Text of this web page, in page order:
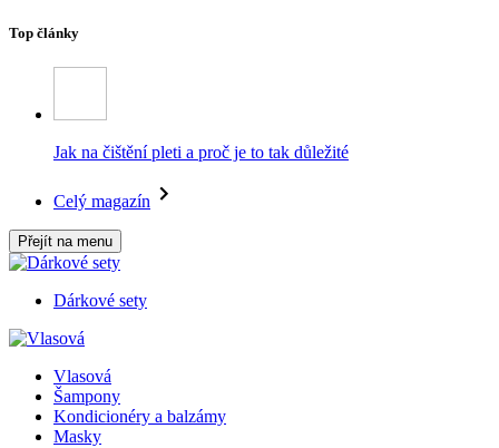
Top články
Jak na čištění pleti a proč je to tak důležité
Celý magazín
Přejít na menu
Dárkové sety
Vlasová
Šampony
Kondicionéry a balzámy
Masky